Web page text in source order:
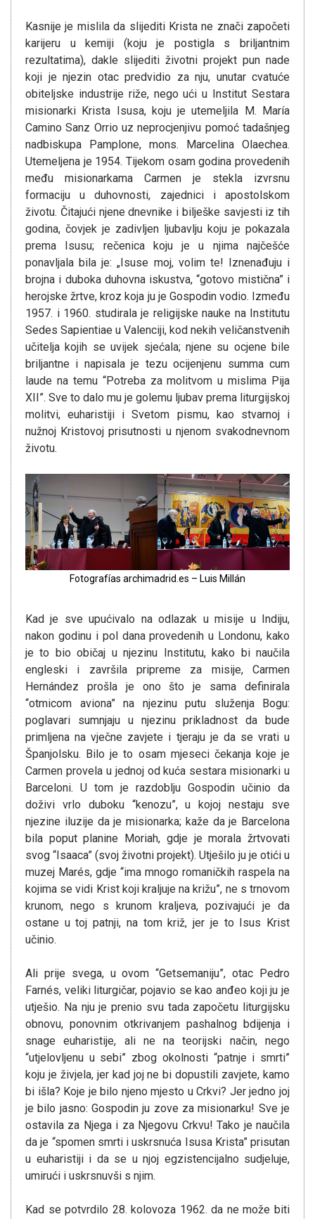
Kasnije je mislila da slijediti Krista ne znači započeti
karijeru u kemiji (koju je postigla s briljantnim
rezultatima), dakle slijediti životni projekt pun nade
koji je njezin otac predvidio za nju, unutar cvatuće
obiteljske industrije riže, nego ući u Institut Sestara
misionarki Krista Isusa, koju je utemeljila M. María
Camino Sanz Orrio uz neprocjenjivu pomoć tadašnjeg
nadbiskupa Pamplone, mons. Marcelina Olaechea.
Utemeljena je 1954. Tijekom osam godina provedenih
među misionarkama Carmen je stekla izvrsnu
formaciju u duhovnosti, zajednici i apostolskom
životu. Čitajući njene dnevnike i bilješke savjesti iz tih
godina, čovjek je zadivljen ljubavlju koju je pokazala
prema Isusu; rečenica koju je u njima najčešće
ponavljala bila je: „Isuse moj, volim te! Iznenađuju i
brojna i duboka duhovna iskustva, “gotovo mistična” i
herojske žrtve, kroz koja ju je Gospodin vodio. Između
1957. i 1960. studirala je religijske nauke na Institutu
Sedes Sapientiae u Valenciji, kod nekih veličanstvenih
učitelja kojih se uvijek sjećala; njene su ocjene bile
briljantne i napisala je tezu ocijenjenu summa cum
laude na temu “Potreba za molitvom u mislima Pija
XII”. Sve to dalo mu je golemu ljubav prema liturgijskoj
molitvi, euharistiji i Svetom pismu, kao stvarnoj i
nužnoj Kristovoj prisutnosti u njenom svakodnevnom
životu.
Fotografías archimadrid.es – Luis Millán
Kad je sve upućivalo na odlazak u misije u Indiju,
nakon godinu i pol dana provedenih u Londonu, kako
je to bio običaj u njezinu Institutu, kako bi naučila
engleski i završila pripreme za misije, Carmen
Hernández prošla je ono što je sama definirala
“otmicom aviona” na njezinu putu služenja Bogu:
poglavari sumnjaju u njezinu prikladnost da bude
primljena na vječne zavjete i tjeraju je da se vrati u
Španjolsku. Bilo je to osam mjeseci čekanja koje je
Carmen provela u jednoj od kuća sestara misionarki u
Barceloni. U tom je razdoblju Gospodin učinio da
doživi vrlo duboku “kenozu”, u kojoj nestaju sve
njezine iluzije da je misionarka; kaže da je Barcelona
bila poput planine Moriah, gdje je morala žrtvovati
svog “Isaaca” (svoj životni projekt). Utješilo ju je otići u
muzej Marés, gdje “ima mnogo romaničkih raspela na
kojima se vidi Krist koji kraljuje na križu”, ne s trnovom
krunom, nego s krunom kraljeva, pozivajući je da
ostane u toj patnji, na tom križ, jer je to Isus Krist
učinio.
Ali prije svega, u ovom “Getsemaniju”, otac Pedro
Farnés, veliki liturgičar, pojavio se kao anđeo koji ju je
utješio. Na nju je prenio svu tada započetu liturgijsku
obnovu, ponovnim otkrivanjem pashalnog bdijenja i
snage euharistije, ali ne na teorijski način, nego
“utjelovljenu u sebi” zbog okolnosti “patnje i smrti”
koju je živjela, jer kad joj ne bi dopustili zavjete, kamo
bi išla? Koje je bilo njeno mjesto u Crkvi? Jer jedno joj
je bilo jasno: Gospodin ju zove za misionarku! Sve je
ostavila za Njega i za Njegovu Crkvu! Tako je naučila
da je “spomen smrti i uskrsnuća Isusa Krista” prisutan
u euharistiji i da se u njoj egzistencijalno sudjeluje,
umirući i uskrsnuvši s njim.
Kad se potvrdilo 28. kolovoza 1962. da ne može biti